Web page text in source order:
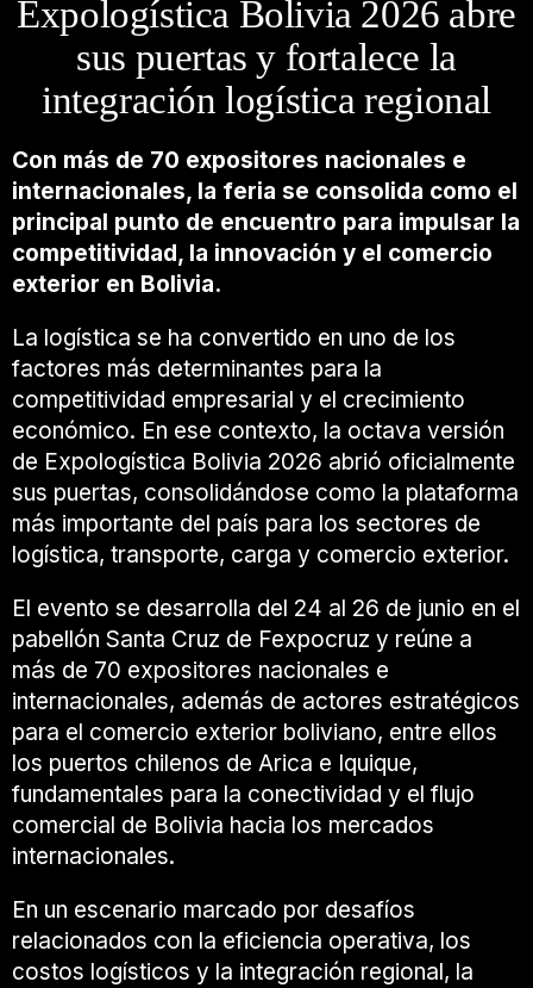
Expologística Bolivia 2026 abre
sus puertas y fortalece la
integración logística regional
Con más de 70 expositores nacionales e
internacionales, la feria se consolida como el
principal punto de encuentro para impulsar la
competitividad, la innovación y el comercio
exterior en Bolivia.
La logística se ha convertido en uno de los
factores más determinantes para la
competitividad empresarial y el crecimiento
económico. En ese contexto, la octava versión
de Expologística Bolivia 2026 abrió oficialmente
sus puertas, consolidándose como la plataforma
más importante del país para los sectores de
logística, transporte, carga y comercio exterior.
El evento se desarrolla del 24 al 26 de junio en el
pabellón Santa Cruz de Fexpocruz y reúne a
más de 70 expositores nacionales e
internacionales, además de actores estratégicos
para el comercio exterior boliviano, entre ellos
los puertos chilenos de Arica e Iquique,
fundamentales para la conectividad y el flujo
comercial de Bolivia hacia los mercados
internacionales.
En un escenario marcado por desafíos
relacionados con la eficiencia operativa, los
costos logísticos y la integración regional, la